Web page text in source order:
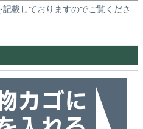
載しておりますのでご覧くださ